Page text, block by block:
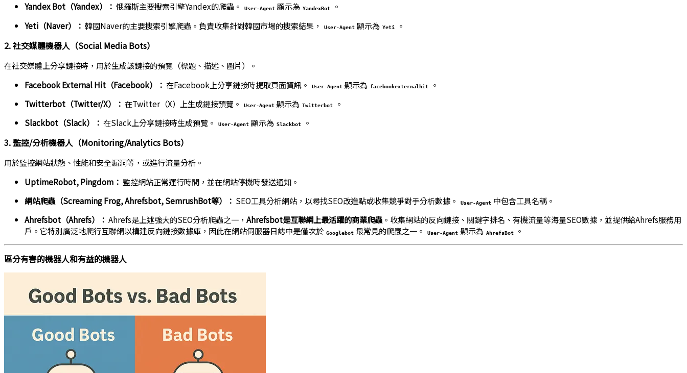
Yandex Bot（Yandex）： 俄羅斯主要搜索引擎Yandex的爬蟲。 User-Agent 顯示為 YandexBot
。
Yeti（Naver）： 韓國Naver的主要搜索引擎爬蟲。負責收集針對韓國市場的搜索結果， User-Agent 顯示為 Yeti 。
2. 社交媒體機器人（Social Media Bots）
在社交媒體上分享鏈接時，用於生成該鏈接的預覽（標題、描述、圖片）。
Facebook External Hit（Facebook）： 在Facebook上分享鏈接時提取頁面資訊。 User-Agent 顯示為 facebookexternalhit
。
Twitterbot（Twitter/X）： 在Twitter（X）上生成鏈接預覽。 User-Agent 顯示為 Twitterbot
。
Slackbot（Slack）： 在Slack上分享鏈接時生成預覽。 User-Agent 顯示為 Slackbot 。
3. 監控/分析機器人（Monitoring/Analytics Bots）
用於監控網站狀態、性能和安全漏洞等，或進行流量分析。
UptimeRobot, Pingdom： 監控網站正常運行時間，並在網站停機時發送通知。
網站爬蟲（Screaming Frog, Ahrefsbot, SemrushBot等）： SEO工具分析網站，以尋找SEO改進點或收集競爭對手分析數據。 User-Agent 中包含工具名稱。
Ahrefsbot（Ahrefs）： Ahrefs是上述強大的SEO分析爬蟲之一， Ahrefsbot是互聯網上最活躍的商業爬蟲 。收集網站的反向鏈接、關鍵字排名、有機流量等海量SEO數據，並提供給Ahrefs服務用
戶。它特別廣泛地爬行互聯網以構建反向鏈接數據庫，因此在網站伺服器日誌中是僅次於 Googlebot 最常見的爬蟲之一。 User-Agent 顯示為 AhrefsBot 。
區分有害的機器人和有益的機器人